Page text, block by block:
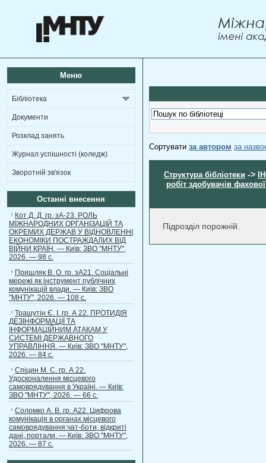
Меню
Бібліотека
Документи
Розклад занять
Журнал успішності (коледж)
Зворотній зв'язок
Останні внесення
Кот Д. Д. гр. зА-23. РОЛЬ
МІЖНАРОДНИХ ОРГАНІЗАЦІЙ ТА
ОКРЕМИХ ДЕРЖАВ У ВІДНОВЛЕННІ
ЕКОНОМІКИ ПОСТРАЖДАЛИХ ВІД
ВІЙНИ КРАЇН. — Київ: ЗВО "МНТУ",
2026. — 98 с.
Пришляк В. О. гр. зА21. Соціальні
мережі як інструмент публічних
комунікацій влади. — Київ: ЗВО
"МНТУ", 2026. — 108 с.
Трашутін Є. І. гр. А 22. ПРОТИДІЯ
ДЕЗІНФОРМАЦІЇ ТА
ІНФОРМАЦІЙНИМ АТАКАМ У
СИСТЕМІ ДЕРЖАВНОГО
УПРАВЛІННЯ. — Київ: ЗВО "МНТУ",
2026. — 84 с.
Спіцин М. С. гр. А 22.
Удосконалення місцевого
самоврядування в Україні. — Київ:
ЗВО "МНТУ", 2026. — 66 с.
Соломко А. В. гр. А22. Цифрова
комунікація в органах місцевого
самоврядування:чат-боти, відкриті
дані, портали. — Київ: ЗВО "МНТУ",
2026. — 87 с.
Сортувати за автором за
Структура бібліотеки ->
робіт здобувачів
Підрозділ порожній.